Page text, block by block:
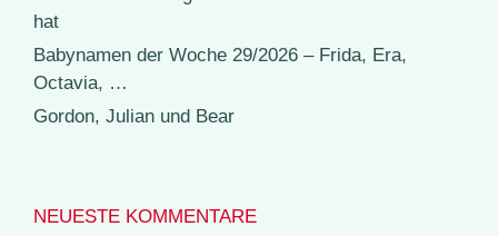
hat
Babynamen der Woche 29/2026 – Frida, Era,
Octavia, …
Gordon, Julian und Bear
NEUESTE KOMMENTARE